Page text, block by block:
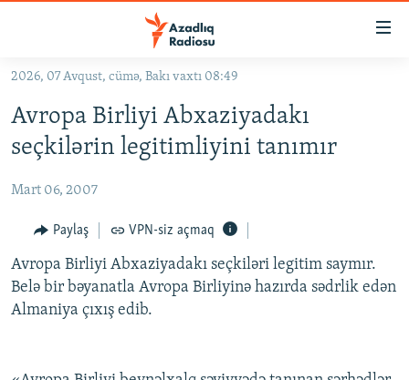
Əsas
qayıt
Əsas
naviqasiyaya
qayıt
#İZAHLA
KORRUPSIOMETR
#ƏSLINDƏ
FƏRQƏ BAX
QANUNI DOĞRU
ARAŞDIRMA
2026, 07 Avqust, cümə, Bakı vaxtı 08:49
Avropa Birliyi Abxaziyadakı
seçkilərin legitimliyini tanımır
Mart 06, 2007
Paylaş VPN-siz açmaq
Avropa Birliyi Abxaziyadakı seçkiləri legitim saymır.
Belə bir bəyanatla Avropa Birliyinə hazırda sədrlik edən
Almaniya çıxış edib.